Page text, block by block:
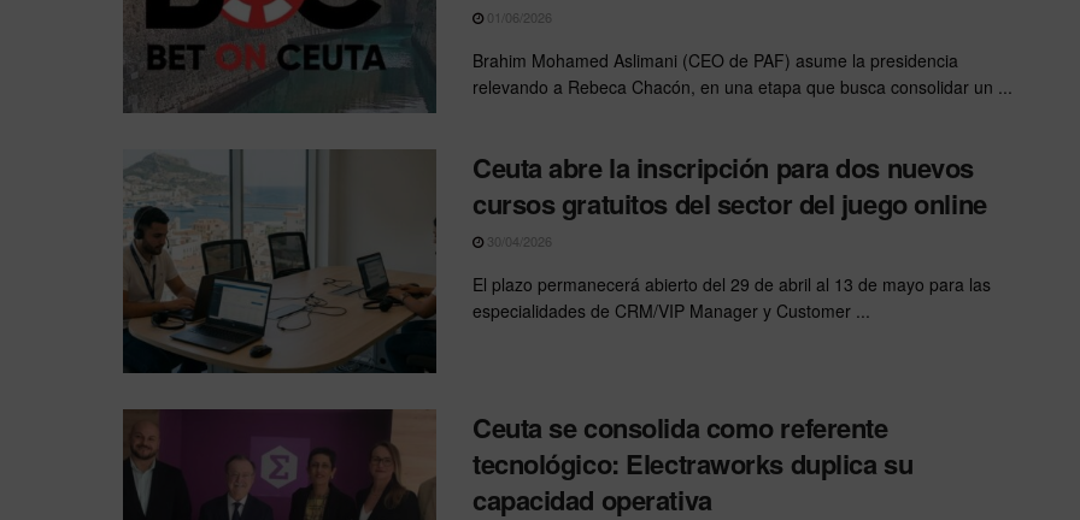
01/06/2026
Brahim Mohamed Aslimani (CEO de PAF) asume la presidencia
relevando a Rebeca Chacón, en una etapa que busca consolidar un ...
Ceuta abre la inscripción para dos nuevos
cursos gratuitos del sector del juego online
30/04/2026
El plazo permanecerá abierto del 29 de abril al 13 de mayo para las
especialidades de CRM/VIP Manager y Customer ...
Ceuta se consolida como referente
tecnológico: Electraworks duplica su
capacidad operativa